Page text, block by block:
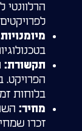
תקשורת:
הפרויקט.
בלוחות
מחיר:
זכרו